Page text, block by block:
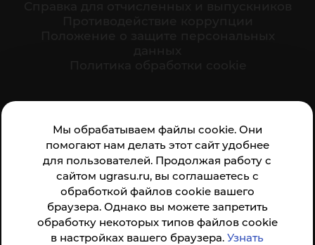
Мы обрабатываем файлы cookie. Они
помогают нам делать этот сайт удобнее
для пользователей. Продолжая работу с
сайтом ugrasu.ru, вы соглашаетесь с
обработкой файлов cookie вашего
браузера. Однако вы можете запретить
обработку некоторых типов файлов cookie
в настройках вашего браузера.Узнать
организации:
Анкета доступна по QR-коду, а так же по прямой
ссылке